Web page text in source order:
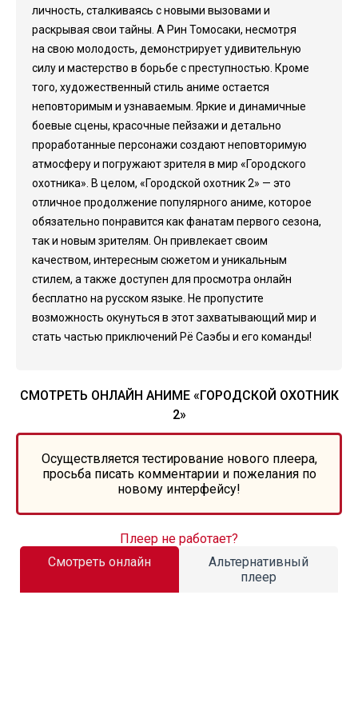
личность, сталкиваясь с новыми вызовами и
раскрывая свои тайны. А Рин Томосаки, несмотря
на свою молодость, демонстрирует удивительную
силу и мастерство в борьбе с преступностью. Кроме
того, художественный стиль аниме остается
неповторимым и узнаваемым. Яркие и динамичные
боевые сцены, красочные пейзажи и детально
проработанные персонажи создают неповторимую
атмосферу и погружают зрителя в мир «Городского
охотника». В целом, «Городской охотник 2» — это
отличное продолжение популярного аниме, которое
обязательно понравится как фанатам первого сезона,
так и новым зрителям. Он привлекает своим
качеством, интересным сюжетом и уникальным
стилем, а также доступен для просмотра онлайн
бесплатно на русском языке. Не пропустите
возможность окунуться в этот захватывающий мир и
стать частью приключений Рё Саэбы и его команды!
СМОТРЕТЬ ОНЛАЙН АНИМЕ «ГОРОДСКОЙ ОХОТНИК
2»
Осуществляется тестирование нового плеера,
просьба писать комментарии и пожелания по
новому интерфейсу!
Смотреть онлайн
Альтернативный
плеер
Плеер не работает?